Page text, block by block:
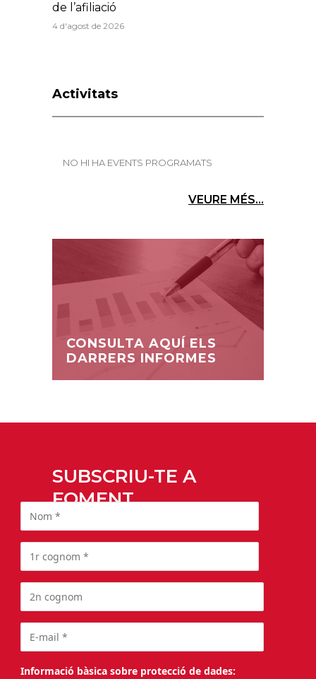
de l’afiliació
4 d'agost de 2026
Activitats
NO HI HA EVENTS PROGRAMATS
VEURE MÉS...
CONSULTA AQUÍ ELS
DARRERS INFORMES
SUBSCRIU-TE A
FOMENT
Informació bàsica sobre protecció de dades: